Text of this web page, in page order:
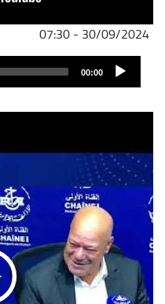
30/09/2024 - 07:30
ملف
الصوت
Audio
Player
00:00